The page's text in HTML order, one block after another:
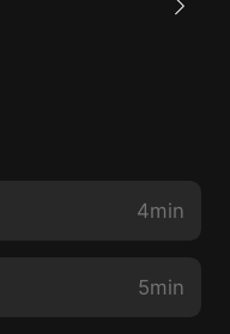
4min
5min